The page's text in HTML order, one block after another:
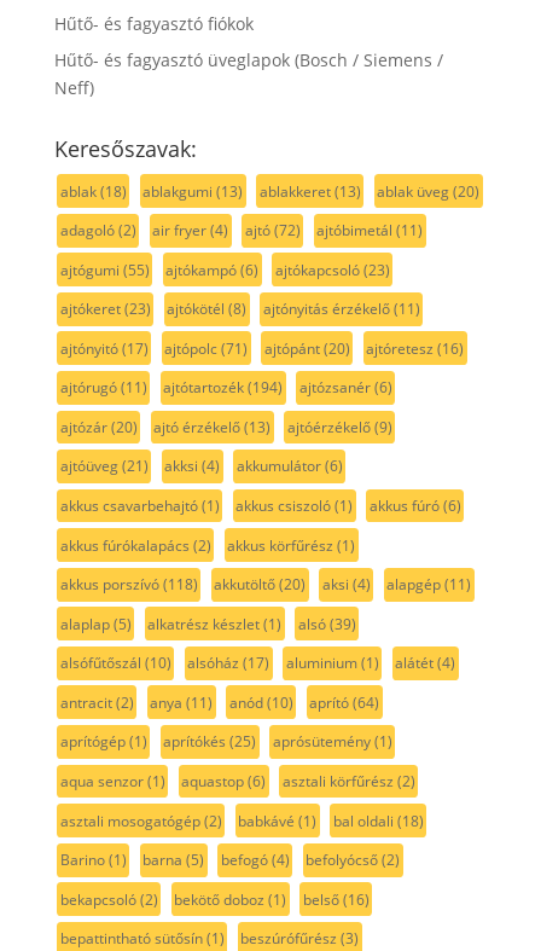
Hűtő- és fagyasztó fiókok
Hűtő- és fagyasztó üveglapok (Bosch / Siemens /
Neff)
Keresőszavak:
ablak(18) ablakgumi (13) ablakkeret(13) ablak üveg(20)
adagoló(2) air fryer(4) ajtó(72) ajtóbimetál (11)
ajtógumi (55) ajtókampó(6) ajtókapcsoló(23)
ajtókeret(23) ajtókötél (8) ajtónyitás érzékelő(11)
ajtónyitó(17) ajtópolc(71) ajtópánt(20) ajtóretesz (16)
ajtórugó(11) ajtótartozék(194) ajtózsanér(6)
ajtózár(20) ajtó érzékelő(13) ajtóérzékelő(9)
ajtóüveg(21) akksi (4) akkumulátor(6)
akkus csavarbehajtó(1) akkus csiszoló(1) akkus fúró(6)
akkus fúrókalapács (2) akkus körfűrész (1)
akkus porszívó(118) akkutöltő(20) aksi (4) alapgép(11)
alaplap(5) alkatrész készlet(1) alsó(39)
alsófűtőszál (10) alsóház (17) aluminium(1) alátét(4)
antracit(2) anya (11) anód(10) aprító(64)
aprítógép(1) aprítókés (25) aprósütemény(1)
aqua senzor(1) aquastop(6) asztali körfűrész (2)
asztali mosogatógép(2) babkávé (1) bal oldali (18)
Barino(1) barna (5) befogó(4) befolyócső(2)
bekapcsoló(2) bekötő doboz (1) belső(16)
bepattintható sütősín(1) beszúrófűrész (3)